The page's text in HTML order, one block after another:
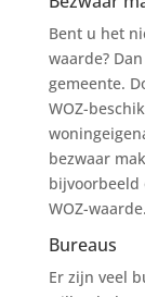
Bent u het
waarde?
gemeente.
WOZ-
bezwaar
bijvoorbeeld
WOZ-waarde.
Bureaus
Er zijn veel